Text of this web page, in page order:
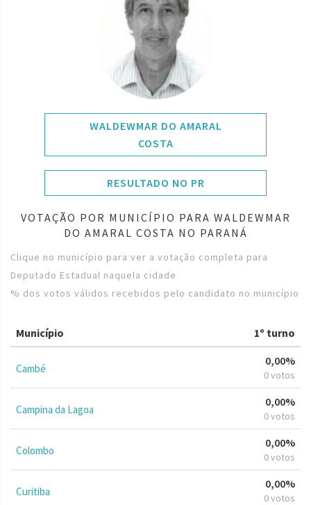
WALDEWMAR DO AMARAL
COSTA
RESULTADO NO PR
VOTAÇÃO POR MUNICÍPIO PARA WALDEWMAR
DO AMARAL COSTA NO PARANÁ
Clique no município para ver a votação completa para
Deputado Estadual naquela cidade
% dos votos válidos recebidos pelo candidato no município
Município 1º turno
Cambé
0,00%
0 votos
Campina da Lagoa
0,00%
0 votos
Colombo
0,00%
0 votos
Curitiba
0,00%
0 votos